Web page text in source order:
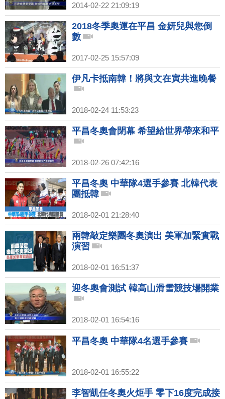
2014-02-22 21:09:19
2018冬季奧運在平昌 金妍兒與您倒
數
2017-02-25 15:57:09
伊凡卡抵南韓！將與文在寅共進晚餐
2018-02-24 11:53:23
平昌冬奧會閉幕 希望給世界帶來和平
2018-02-26 07:42:16
平昌冬奧 中華隊4選手參賽 北韓代表
團抵韓
2018-02-01 21:28:40
兩韓敲定樂團冬奧演出 美軍加緊實戰
演習
2018-02-01 16:51:37
迎冬奧會測試 韓高山滑雪競技場開業
2018-02-01 16:54:16
平昌冬奧 中華隊4名選手參賽
2018-02-01 16:55:22
李智凱任冬奧火炬手 零下16度完成接